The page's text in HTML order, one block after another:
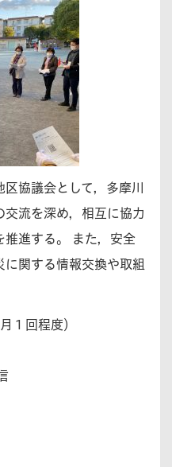
協議会として，多摩川
流を深め，相互に協力
推進する。 また，安全
関する情報交換や取組
１回程度）